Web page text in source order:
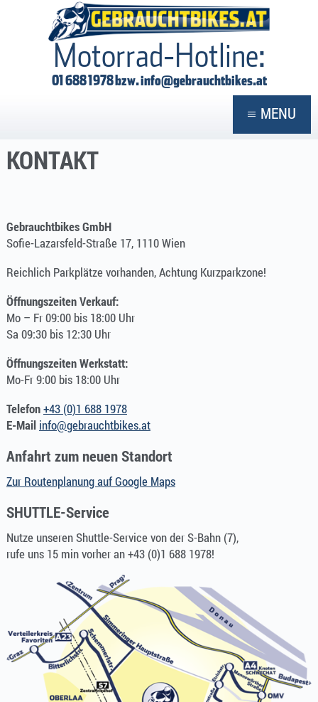
GEBRAUCHTBIKES
Motorrad-Hotline:
01 688 1978 bzw.info@gebrauchtbikes.at
MENU
KONTAKT
Gebrauchtbikes GmbH
Sofie-Lazarsfeld-Straße 17, 1110 Wien
Reichlich Parkplätze vorhanden, Achtung Kurzparkzone!
Öffnungszeiten Verkauf:
Mo – Fr 09:00 bis 18:00 Uhr
Sa 09:30 bis 12:30 Uhr
Öffnungszeiten Werkstatt:
Mo-Fr 9:00 bis 18:00 Uhr
Telefon+43 (0)1 688 1978
E-Mail info@gebrauchtbikes.at
Anfahrt zum neuen Standort
Zur Routenplanung auf Google Maps
SHUTTLE-Service
Nutze unseren Shuttle-Service von der S-Bahn (7),
rufe uns 15 min vorher an +43 (0)1 688 1978!